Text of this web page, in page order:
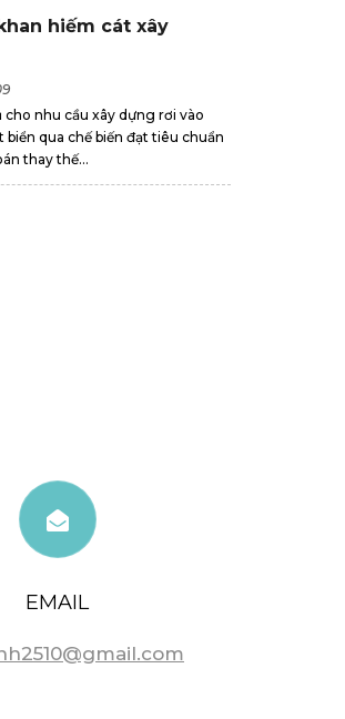
hiếm cát xây
nhu cầu xây dựng rơi vào
qua chế biến đạt tiêu chuẩn
thay thế...
EMAIL